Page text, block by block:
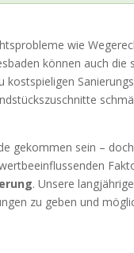
wie
können auch die
gekommen sein –
. Unsere
zu geben und